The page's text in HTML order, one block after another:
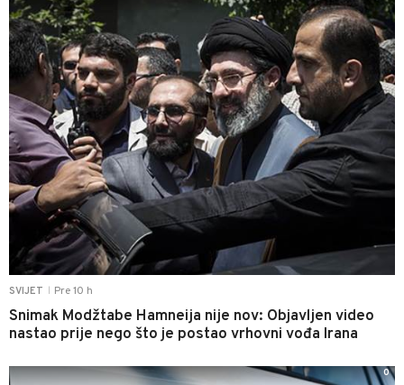
SVIJET Pre 10 h
Snimak Modžtabe Hamneija nije nov: Objavljen video
nastao prije nego što je postao vrhovni vođa Irana
0